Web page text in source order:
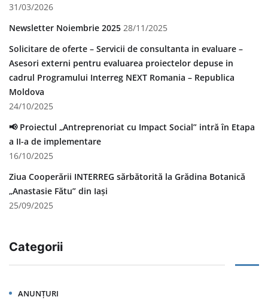
31/03/2026
Newsletter Noiembrie 2025 28/11/2025
Solicitare de oferte – Servicii de consultanta in evaluare –
Asesori externi pentru evaluarea proiectelor depuse in
cadrul Programului Interreg NEXT Romania – Republica
Moldova
24/10/2025
📢 Proiectul „Antreprenoriat cu Impact Social” intră în Etapa
a II-a de implementare
16/10/2025
Ziua Cooperării INTERREG sărbătorită la Grădina Botanică
„Anastasie Fătu” din Iași
25/09/2025
Categorii
ANUNȚURI